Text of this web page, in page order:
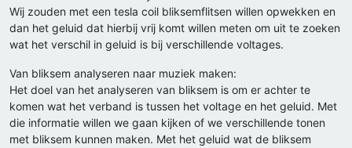
Wij zouden met een tesla coil bliksemflitsen willen opwekken en
dan het geluid dat hierbij vrij komt willen meten om uit te zoeken
wat het verschil in geluid is bij verschillende voltages.
Van bliksem analyseren naar muziek maken:
Het doel van het analyseren van bliksem is om er achter te
komen wat het verband is tussen het voltage en het geluid. Met
die informatie willen we gaan kijken of we verschillende tonen
met bliksem kunnen maken. Met het geluid wat de bliksem